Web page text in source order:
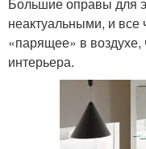
неактуальными, и все
«парящее» в воздухе,
интерьера.